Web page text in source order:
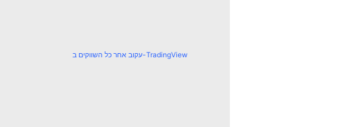
עקוב אחר כל השווקים ב-TradingView